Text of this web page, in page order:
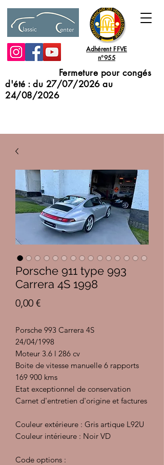
Adhérent FFVE
n°955
Fermeture pour congés
d'été : du 27/07/2026 au
24/08/2026
Porsche 911 type 993
Carrera 4S 1998
0,00 €Prix
Porsche 993 Carrera 4S
24/04/1998
Moteur 3.6 l 286 cv
Boite de vitesse manuelle 6 rapports
169 900 kms
Etat exceptionnel de conservation
Carnet d'entretien d'origine et factures
Couleur extérieure : Gris artique L92U
Couleur intérieure : Noir VD
Code options :